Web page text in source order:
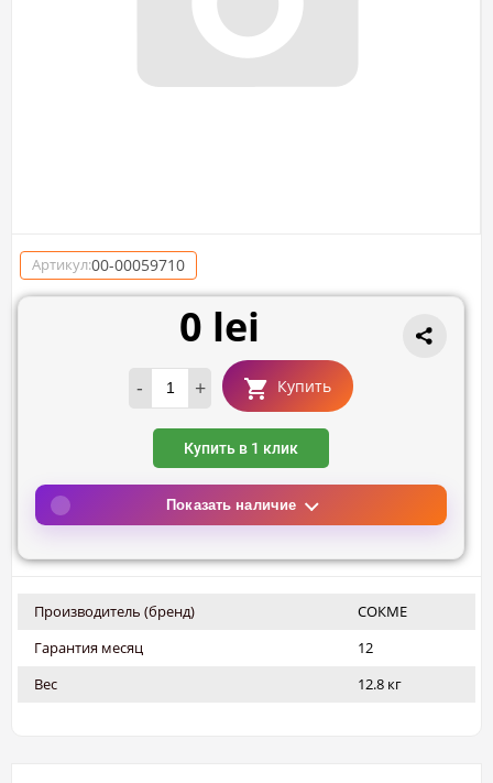
Артикул:00-00059710
0 lei
- + Купить
Купить в 1 клик
Показать наличие
Производитель (бренд)
СОКМЕ
Гарантия месяц
12
Вес
12.8 кг